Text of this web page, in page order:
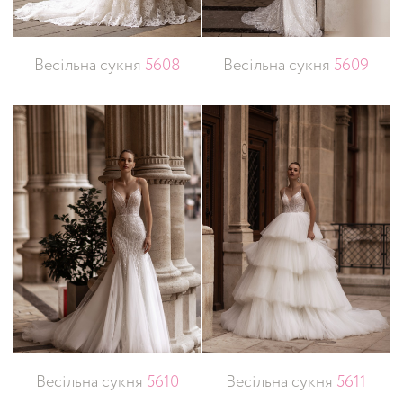
Весільна сукня 5608 Весільна сукня 5609
Весільна сукня 5610 Весільна сукня 5611